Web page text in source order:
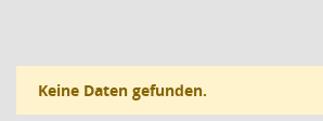
Keine Daten gefunden.